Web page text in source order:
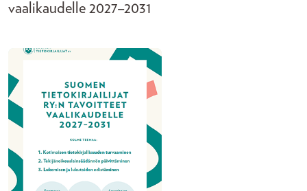
vaalikaudelle 2027–2031